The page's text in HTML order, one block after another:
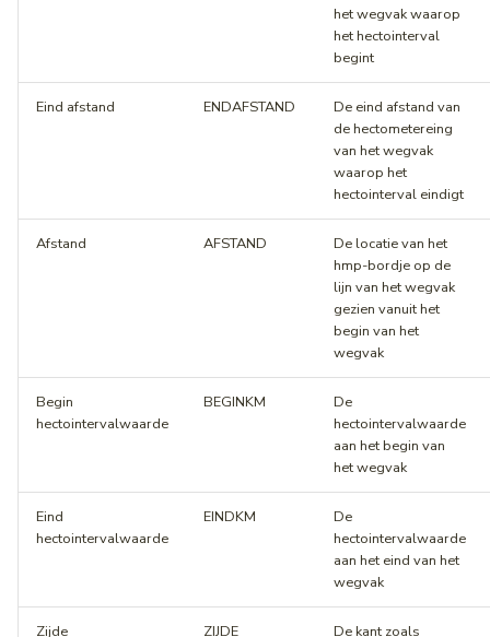
het wegvak waarop
het hectointerval
begint
Eind afstand ENDAFSTAND
De eind afstand van
de hectometereing
van het wegvak
waarop het
hectointerval eindigt
Afstand AFSTAND
De locatie van het
hmp-bordje op de
lijn van het wegvak
gezien vanuit het
begin van het
wegvak
Begin
hectointervalwaarde
BEGINKM
De
hectointervalwaarde
aan het begin van
het wegvak
Eind
hectointervalwaarde
EINDKM
De
hectointervalwaarde
aan het eind van het
wegvak
Zijde ZIJDE De kant zoals